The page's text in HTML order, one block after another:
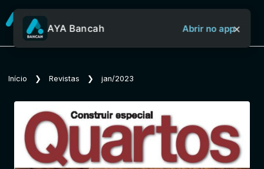
Sobre o Aya Bancah
Início
Revistas
AYA Bancah Abrir no app×
Início ❯ Revistas ❯ jan/2023